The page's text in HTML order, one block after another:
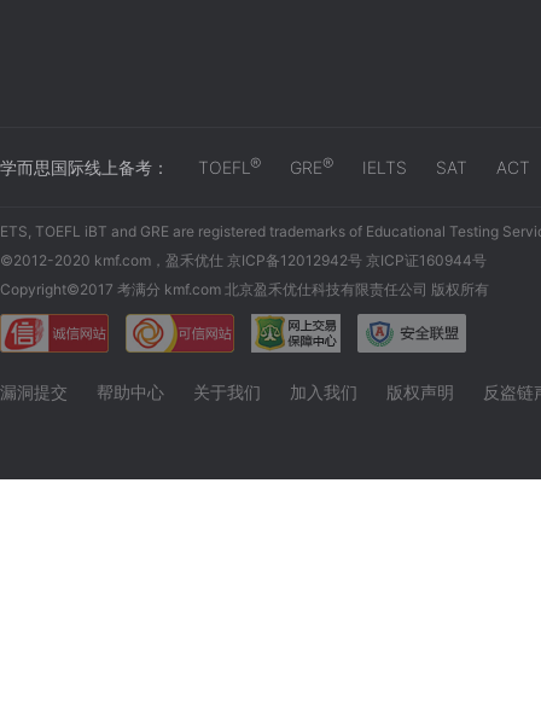
学而思国际线上备考： TOEFL ® GRE® IELTS SAT ACT
ETS, TOEFL iBT and GRE are registered trademarks of Educational Testing
©2012-2020 kmf.com，盈禾优仕 京ICP备12012942号 京ICP证160944号
Copyright©2017 考满分 kmf.com 北京盈禾优仕科技有限责任公司 版权所有
漏洞提交 帮助中心 关于我们 加入我们 版权声明 反盗链